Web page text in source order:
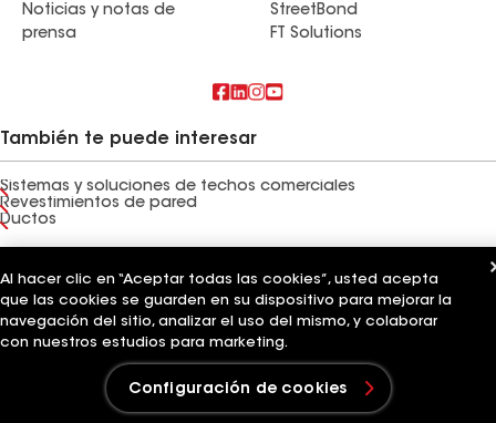
Noticias y notas de
prensa
StreetBond
FT Solutions
También te puede interesar
Sistemas y soluciones de techos comerciales
Revestimientos de pared
Ductos
Aviso para los solicitantes Código de conducta para proveedores
Línea directa de ética
Tus opciones de privacidad
Configuración de cookies
©2026 GAF Materials LLC
Al hacer clic en “Aceptar todas las cookies”, usted acepta
que las cookies se guarden en su dispositivo para mejorar la
navegación del sitio, analizar el uso del mismo, y colaborar
con nuestros estudios para marketing.
Configuración de cookies